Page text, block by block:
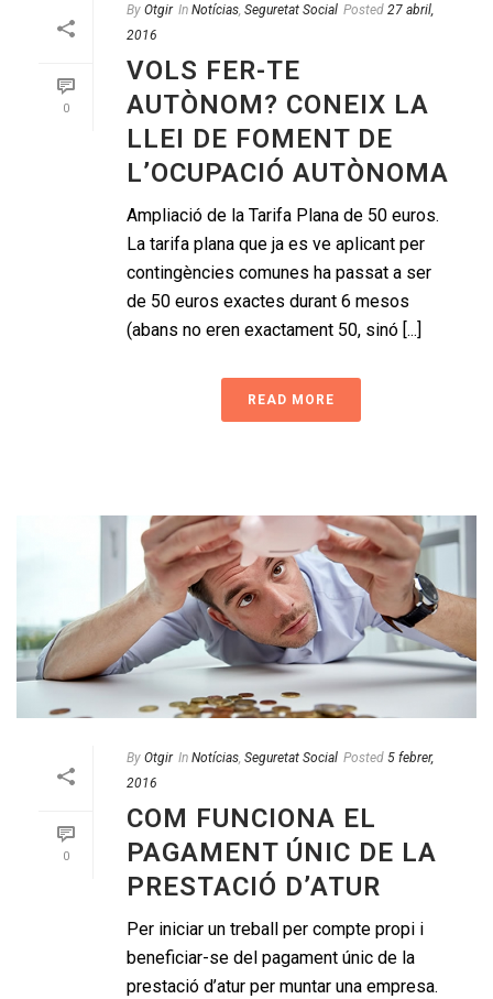
0
By Otgir In Notícias Seguretat Social Posted 27 abril,
2016
VOLS FER-TE
AUTÒNOM? CONEIX LA
LLEI DE FOMENT DE
L’OCUPACIÓ AUTÒNOMA
Ampliació de la Tarifa Plana de 50 euros.
La tarifa plana que ja es ve aplicant per
contingències comunes ha passat a ser
de 50 euros exactes durant 6 mesos
(abans no eren exactament 50, sinó [...]
READ MORE
0
By Otgir In Notícias, Seguretat Social Posted 5 febrer,
2016
COM FUNCIONA EL
PAGAMENT ÚNIC DE LA
PRESTACIÓ D’ATUR
Per iniciar un treball per compte propi i
beneficiar-se del pagament únic de la
prestació d’atur per muntar una empresa.